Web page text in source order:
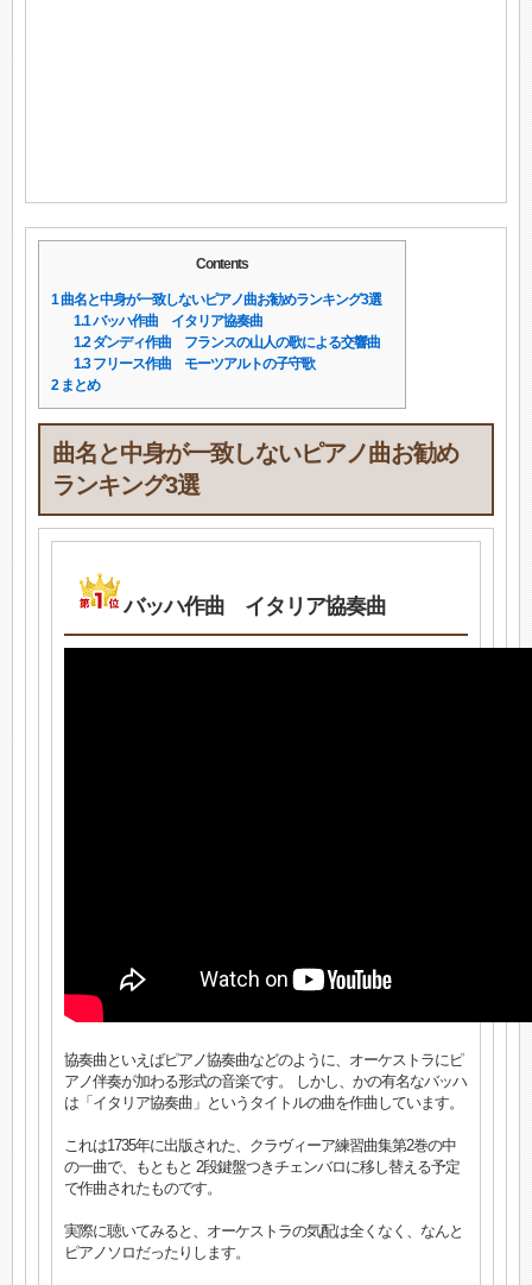
Contents
1曲名と中身が一致しないピアノ曲お勧めランキング3選
1.1バッハ作曲 イタリア協奏曲
1.2ダンディ作曲 フランスの山人の歌による交響曲
1.3フリース作曲 モーツアルトの子守歌
2まとめ
曲名と中身が一致しないピアノ曲お勧め
ランキング3選
バッハ作曲 イタリア協奏曲
協奏曲といえばピアノ協奏曲などのように、オーケストラにピ
アノ伴奏が加わる形式の音楽です。 しかし、かの有名なバッハ
は「イタリア協奏曲」というタイトルの曲を作曲しています。
これは1735年に出版された、クラヴィーア練習曲集第2巻の中
の一曲で、もともと 2段鍵盤つきチェンバロに移し替える予定
で作曲されたものです。
実際に聴いてみると、オーケストラの気配は全くなく、なんと
ピアノソロだったりします。